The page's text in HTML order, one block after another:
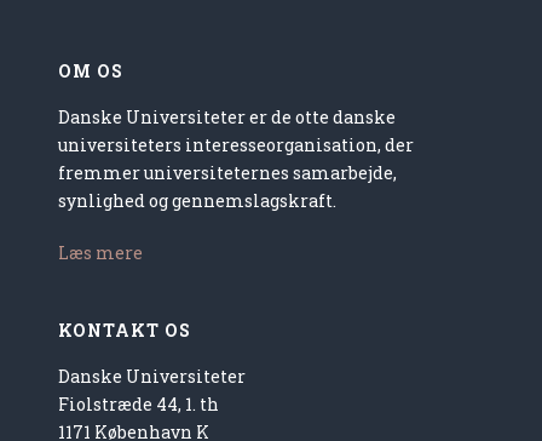
OM OS
Danske Universiteter er de otte danske
universiteters interesseorganisation, der
fremmer universiteternes samarbejde,
synlighed og gennemslagskraft.
Læs mere
KONTAKT OS
Danske Universiteter
Fiolstræde 44, 1. th
1171 København K